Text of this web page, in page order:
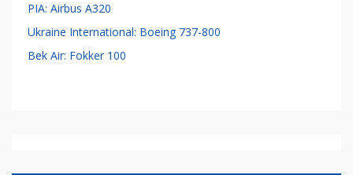
PIA: Airbus A320
Ukraine International: Boeing 737-800
Bek Air: Fokker 100